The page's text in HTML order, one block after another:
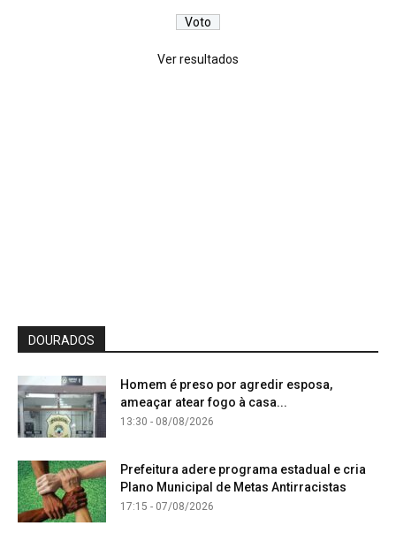
Ver resultados
DOURADOS
Homem é preso por agredir esposa,
ameaçar atear fogo à casa...
13:30 - 08/08/2026
Prefeitura adere programa estadual e cria
Plano Municipal de Metas Antirracistas
17:15 - 07/08/2026